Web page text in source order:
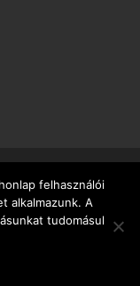
KFT.
PARTNEREK
SAJÁT HONLAPJA
felhasználói
alkalmazunk. A
tudomásul